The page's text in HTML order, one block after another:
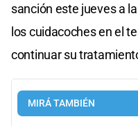
sanción este jueves a
los cuidacoches en el
continuar su
MIRÁ TAMBIÉN